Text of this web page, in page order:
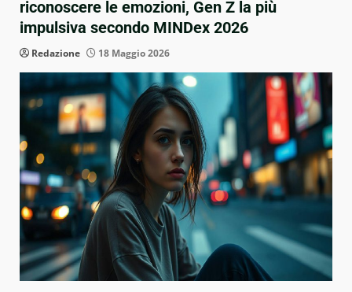
riconoscere le emozioni, Gen Z la più
impulsiva secondo MINDex 2026
Redazione 18 Maggio 2026